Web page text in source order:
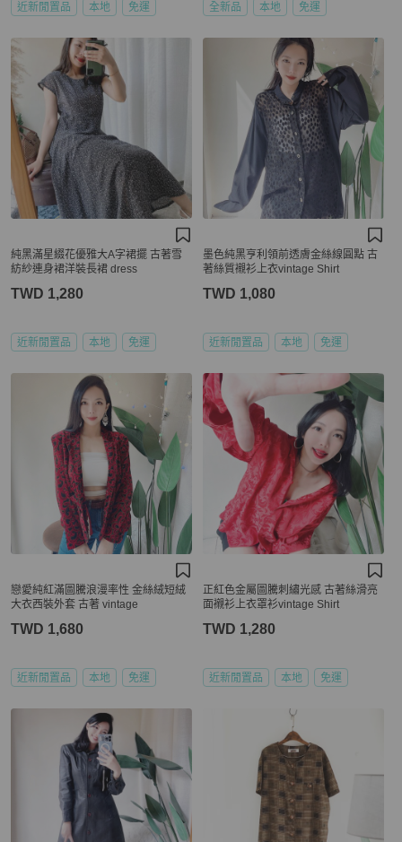
近新閒置品 本地 免運 全新品 本地 免運
純黑滿星綴花優雅大A字裙擺 古著雪
紡紗連身裙洋裝長裙 dress
TWD 1,280
近新閒置品 本地 免運
墨色純黑亨利領前透膚金絲線圓點 古
著絲質襯衫上衣vintage Shirt
TWD 1,080
近新閒置品 本地 免運
戀愛純紅滿圖騰浪漫率性 金絲絨短絨
大衣西裝外套 古著 vintage
TWD 1,680
近新閒置品 本地 免運
正紅色金屬圖騰刺繡光感 古著絲滑亮
面襯衫上衣罩衫vintage Shirt
TWD 1,280
近新閒置品 本地 免運